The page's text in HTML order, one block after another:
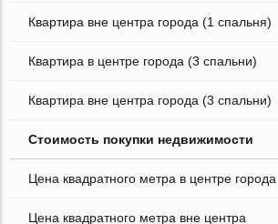
Квартира вне центра города (1 спальня)
Квартира в центре города (3 спальни)
Квартира вне центра города (3 спальни)
Стоимость покупки недвижимости
Цена квадратного метра в центре города
Цена квадратного метра вне центра